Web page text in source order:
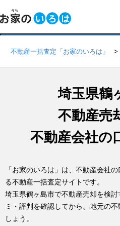
不動産一括査定「お家のいろは」
埼玉県鶴
不動産売
不動産会社の
「お家のいろは」は、不動産会社
る不動産一括査定サイトです。
埼玉県鶴ヶ島市で不動産売却を検
ミ・評判を確認してから、地元の
しょう。